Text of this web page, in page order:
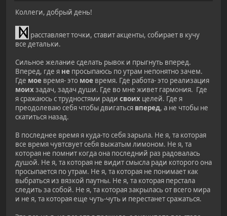
Коллеги, добрый день!
расставляет точки, ставит акценты, собирает в кучу
все детальки.
Сильное желание сделать рывок и прыгнуть вперед.
Вперед, где я не просыпаюсь по утрам непонятно зачем.
Где мое время- это мое время. Где работа- это реализация
моихзадач, задач души. Где во мне живет гармония. Где
я сражаюсь с трудностями ради своих целей. Где я
преодолеваю себя чтобы двигаться вперед, а не чтобы не
скатиться назад.
В последнее время я куда-то себя зарыла. Не я, та которая
все время чувтсвует себя выжатым лимоном. Не я, та
которая не помнит когда она последний раз радовалась
душой. Не я, та которая не видит смысла ради которого она
просыпается по утрам. Не я, та которая не понимает как
выбраться из вязкой паутны. Не я, та которая перстала
следить за собой. Не я, та которая закрылась от всего мира
и не я, та которая еще чуть-чуть и перестанет сражаться.